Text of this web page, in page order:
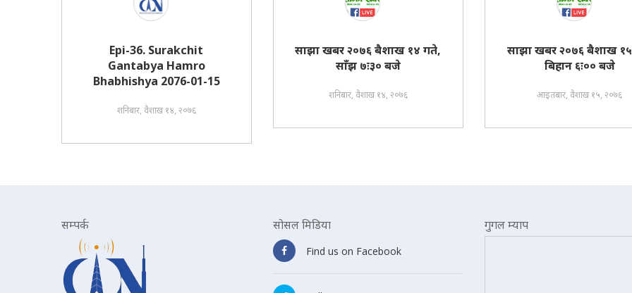
Epi-36. Surakchit
Gantabya Hamro
Bhabhishya 2076-01-15
शनिबार, वैशाख १४, २०७६
साझा खबर २०७६ बैशाख १४ गते,
साँझ ७ः३० बजे
शनिबार, वैशाख १४, २०७६
साझा खबर २०७६ बैशाख
बिहान ६ः०० बजे
आइतबार, वैशाख १५, २०७६
सम्पर्क सोसल मिडिया
Find us on Facebook
गुगल म्याप